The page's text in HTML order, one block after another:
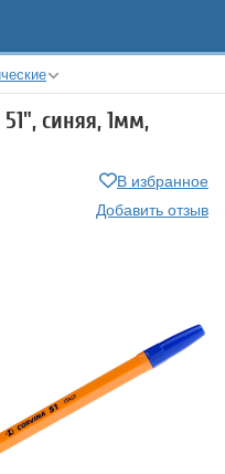
синяя, 1мм,
В избранное
Добавить отзыв